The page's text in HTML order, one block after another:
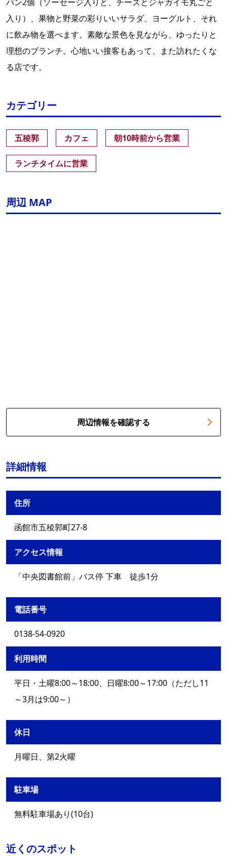
入り）、果物と野菜の彩りいいサラダ、ヨーグルト、それ
に飲み物を選べます。素敵な景色を見ながら、ゆったりと
理想のブランチ。心地いい接客もあって、また訪れたくな
る店です。
カテゴリー
五稜郭 カフェ 朝10時前から営業
ランチタイムに営業
周辺 MAP
周辺情報を確認する
詳細情報
住所
函館市五稜郭町27-8
アクセス情報
「中央図書館前」バス停 下車 徒歩1分
電話番号
0138-54-0920
利用時間
平日・土曜8:00～18:00、日曜8:00～17:00（ただし11
～3月は9:00～）
休日
月曜日、第2火曜
駐車場
無料駐車場あり(10台)
近くのスポット